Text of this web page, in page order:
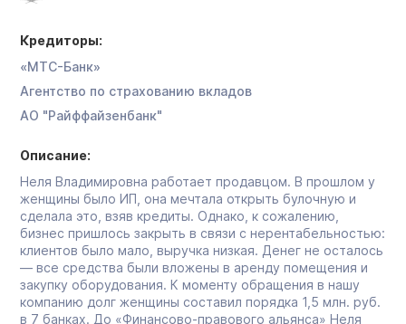
Описание:
Неля Владимировна работает продавцом. В прошлом у
женщины было ИП, она мечтала открыть булочную и
сделала это, взяв кредиты. Однако, к сожалению,
бизнес пришлось закрыть в связи с нерентабельностью:
клиентов было мало, выручка низкая. Денег не осталось
— все средства были вложены в аренду помещения и
закупку оборудования. К моменту обращения в нашу
компанию долг женщины составил порядка 1,5 млн. руб.
в 7 банках. До «Финансово-правового альянса» Неля
Кредиторы:
«МТС-Банк»
Агентство по страхованию вкладов
АО "Райффайзенбанк"